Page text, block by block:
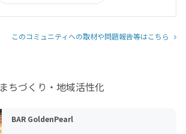
このコミュニティへの取材や問題報告等はこちら
まちづくり・地域活性化
BAR GoldenPearl